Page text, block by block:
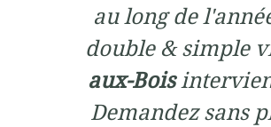
au long de
double & simple
aux-Bois
Demandez sans